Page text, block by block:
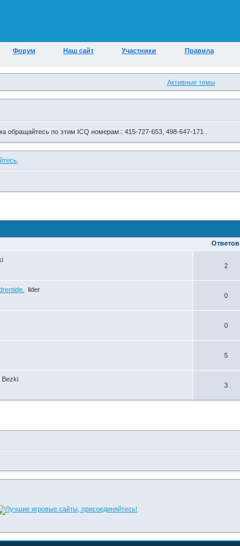
Форум Наш сайт Участники Правила
Активные темы
обращайтесь по этим ICQ номерам:: 415-727-653, 498-647-171 .
Ответов
2
lider
0
0
5
Bezki
3